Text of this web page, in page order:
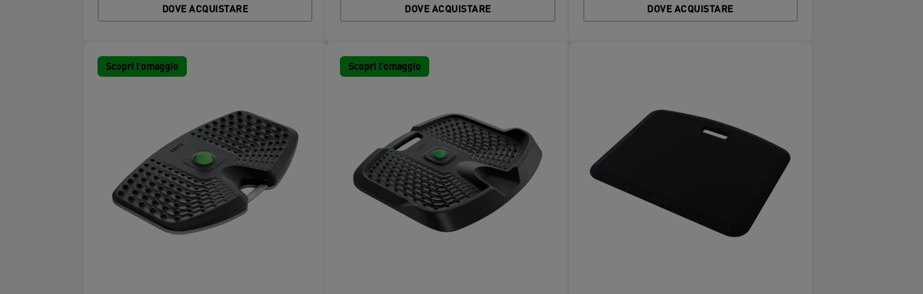
DOVE ACQUISTARE DOVE ACQUISTARE DOVE ACQUISTARE
Scopri l’omaggio Scopri l’omaggio